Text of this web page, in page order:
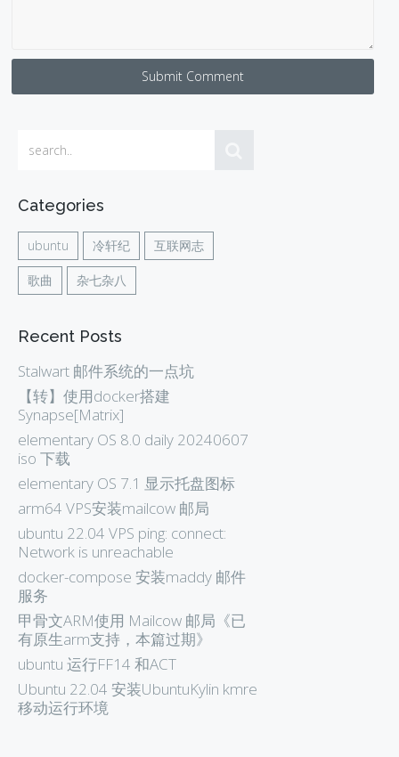
Submit Comment
Categories
ubuntu 冷轩纪 互联网志
歌曲 杂七杂八
Recent Posts
Stalwart 邮件系统的一点坑
【转】使用docker搭建
Synapse[Matrix]
elementary OS 8.0 daily 20240607
iso 下载
elementary OS 7.1 显示托盘图标
arm64 VPS安装mailcow 邮局
ubuntu 22.04 VPS ping: connect:
Network is unreachable
docker-compose 安装maddy 邮件
服务
甲骨文ARM使用 Mailcow 邮局《已
有原生arm支持，本篇过期》
ubuntu 运行FF14 和ACT
Ubuntu 22.04 安装UbuntuKylin kmre
移动运行环境